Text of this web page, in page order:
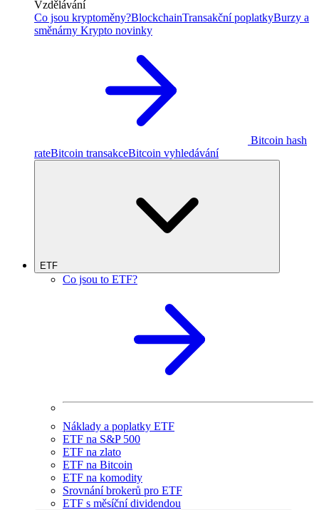
Vzdělávání
Co jsou kryptoměny?BlockchainTransakční poplatkyBurzy a
směnárny Krypto novinky
Bitcoin hash
rateBitcoin transakceBitcoin vyhledávání
ETF
Co jsou to ETF?
Náklady a poplatky ETF
ETF na S&P 500
ETF na zlato
ETF na Bitcoin
ETF na komodity
Srovnání brokerů pro ETF
ETF s měsíční dividendou